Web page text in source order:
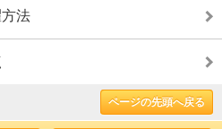
法
ページの先頭へ戻る